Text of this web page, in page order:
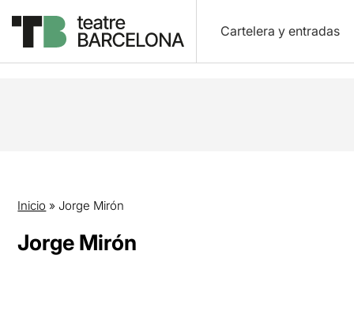
Cartelera y entradas
Inicio » Jorge Mirón
Jorge Mirón